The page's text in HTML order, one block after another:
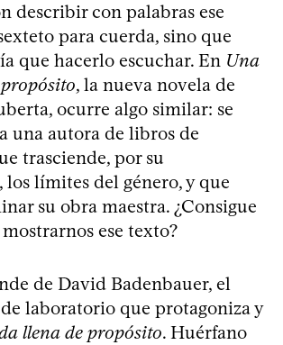
describir con palabras ese
para cuerda, sino que
que hacerlo escuchar. En Una
, la nueva novela de
ocurre algo similar: se
una autora de libros de
trasciende, por su
límites del género, y que
su obra maestra. ¿Consigue
ese texto?
de David Badenbauer, el
laboratorio que protagoniza y
llena de propósito. Huérfano